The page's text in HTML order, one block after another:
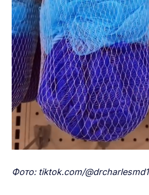
Фото: tiktok.com/@drcharlesmd1